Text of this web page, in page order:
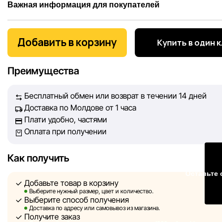
Важная информация для покупателей
покупателей. Каждый день мы работаем над тем, чтобы
информация о товарах и услугах, представленная на
обеспечить вас достоверной информацией, чтобы вы
Однако, несмотря на постоянный контроль, Sportlandia
гарантировать абсолютную точность всех данных,
сайте, ввиду возможных технических ошибок или сбоев.
не отвечаем за содержание и актуальность информации
сторонних ресурсах, ссылки на которые могут быть
Sportlandia оставляет за собой право в одностороннем
без предварительного уведомления вносить изменения в
характеристики и потребительские свойства товаров.
Добавить в корзину Купить в один
Преимущества
Бесплатный обмен или возврат в течении 14 дней
Доставка по Молдове от 1 часа
Плати удобно, частями
Оплата при получении
Как получить
Добавьте товар в корзину
Выберите нужный размер, цвет и количество.
Выберите способ получения
Доставка по адресу или самовывоз из магазина.
Получите заказ
Оставьте